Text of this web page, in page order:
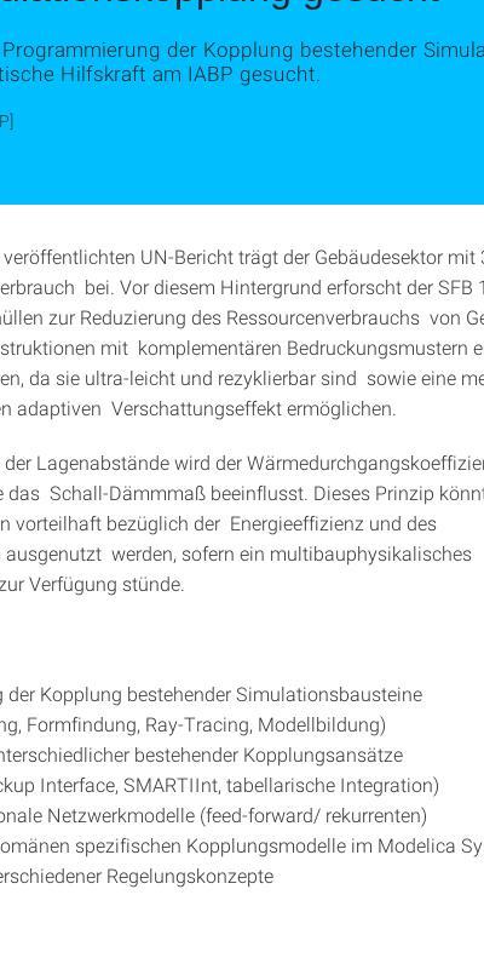
der Kopplung bestehender
Hilfskraft am IABP gesucht.
UN-Bericht trägt der Gebäudesektor mit
bei. Vor diesem Hintergrund erforscht der SFB
zur Reduzierung des Ressourcenverbrauchs von
mit komplementären Bedruckungsmustern
da sie ultra-leicht und rezyklierbar sind sowie eine
adaptiven Verschattungseffekt ermöglichen.
Lagenabstände wird der
das Schall-Dämmmaß beeinflusst. Dieses Prinzip
vorteilhaft bezüglich der Energieeffizienz und des
werden, sofern ein multibauphysikalisches
Verfügung stünde.
der Kopplung bestehender Simulationsbausteine
Formfindung, Ray-Tracing, Modellbildung)
bestehender Kopplungsansätze
Interface, SMARTIInt, tabellarische Integration)
Netzwerkmodelle (feed-forward/ rekurrenten)
spezifischen Kopplungsmodelle im Modelica
Regelungskonzepte